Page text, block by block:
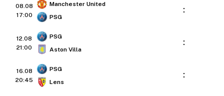
08.08
17:00
Manchester United
PSG
:
12.08
21:00
PSG
Aston Villa
:
16.08
20:45
PSG
Lens
: